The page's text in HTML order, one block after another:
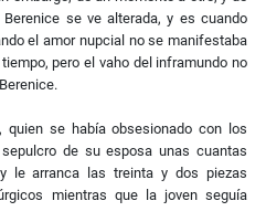
se ve alterada, y es cuando
el amor nupcial no se manifestaba
pero el vaho del inframundo no
quien se había obsesionado con los
de su esposa unas cuantas
le arranca las treinta y dos piezas
mientras que la joven seguía